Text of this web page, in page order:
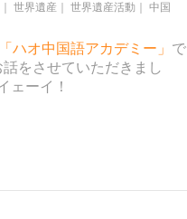
世界遺産 世界遺産活動 中国
ハオ中国語アカデミー」 で
をさせていただきまし
ェーイ！